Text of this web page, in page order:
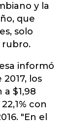
y la
que
solo
rubro.
informó
los
$1,98
con
"En el